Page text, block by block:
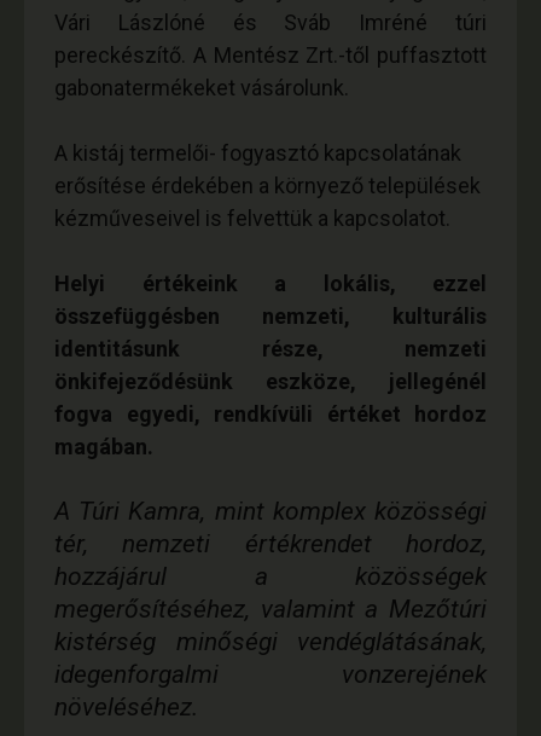
Vári Lászlóné és Sváb Imréné túri
pereckészítő. A Mentész Zrt.-től puffasztott
gabonatermékeket vásárolunk.
A kistáj termelői- fogyasztó kapcsolatának
erősítése érdekében a környező települések
kézműveseivel is felvettük a kapcsolatot.
Helyi értékeink a lokális, ezzel
összefüggésben nemzeti, kulturális
identitásunk része, nemzeti
önkifejeződésünk eszköze, jellegénél
fogva egyedi, rendkívüli értéket hordoz
magában.
A Túri Kamra, mint komplex közösségi
tér, nemzeti értékrendet hordoz,
hozzájárul a közösségek
megerősítéséhez, valamint a Mezőtúri
kistérség minőségi vendéglátásának,
idegenforgalmi vonzerejének
növeléséhez.